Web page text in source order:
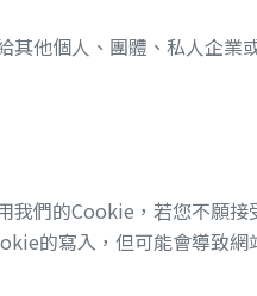
他個人、團體、私人企業
我們的Cookie，若您不願
的寫入，但可能會導致網